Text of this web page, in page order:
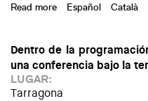
Read more about
Español Català
Dentro de la
una conferencia bajo la
LUGAR:
Tarragona